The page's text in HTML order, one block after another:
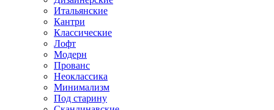
Итальянские
Кантри
Классические
Лофт
Модерн
Прованс
Неоклассика
Минимализм
Под старину